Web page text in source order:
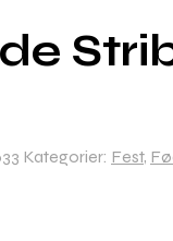
Kategorier: Fest,